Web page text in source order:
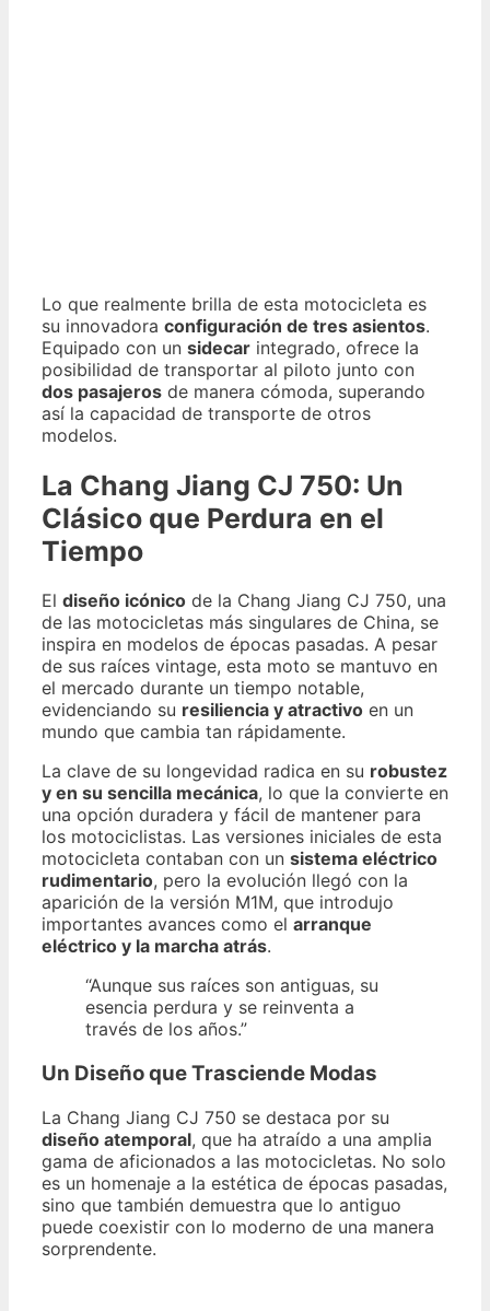
Lo que realmente brilla de esta motocicleta es
su innovadora configuración de tres asientos.
Equipado con un sidecar integrado, ofrece la
posibilidad de transportar al piloto junto con
dos pasajeros de manera cómoda, superando
así la capacidad de transporte de otros
modelos.
La Chang Jiang CJ 750: Un
Clásico que Perdura en el
Tiempo
El diseño icónico de la Chang Jiang CJ 750, una
de las motocicletas más singulares de China, se
inspira en modelos de épocas pasadas. A pesar
de sus raíces vintage, esta moto se mantuvo en
el mercado durante un tiempo notable,
evidenciando su resiliencia y atractivo en un
mundo que cambia tan rápidamente.
La clave de su longevidad radica en su robustez
y en su sencilla mecánica, lo que la convierte en
una opción duradera y fácil de mantener para
los motociclistas. Las versiones iniciales de esta
motocicleta contaban con un sistema eléctrico
rudimentario, pero la evolución llegó con la
aparición de la versión M1M, que introdujo
importantes avances como el arranque
eléctrico y la marcha atrás.
“Aunque sus raíces son antiguas, su
esencia perdura y se reinventa a
través de los años.”
Un Diseño que Trasciende Modas
La Chang Jiang CJ 750 se destaca por su
diseño atemporal, que ha atraído a una amplia
gama de aficionados a las motocicletas. No solo
es un homenaje a la estética de épocas pasadas,
sino que también demuestra que lo antiguo
puede coexistir con lo moderno de una manera
sorprendente.